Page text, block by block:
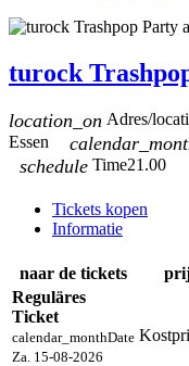
turock
location_on Adres/
Essen
schedule Time21.00
Tickets kopen
Informatie
naar de tickets
Reguläres
Ticket
calendar_monthDate
Za. 15-08-2026